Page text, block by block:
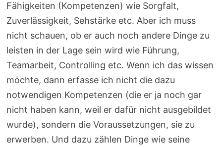
Fähigkeiten (Kompetenzen) wie Sorgfalt,
Zuverlässigkeit, Sehstärke etc. Aber ich muss
nicht schauen, ob er auch noch andere Dinge zu
leisten in der Lage sein wird wie Führung,
Teamarbeit, Controlling etc. Wenn ich das wissen
möchte, dann erfasse ich nicht die dazu
notwendigen Kompetenzen (die er ja noch gar
nicht haben kann, weil er dafür nicht ausgebildet
wurde), sondern die Voraussetzungen, sie zu
erwerben. Und dazu zählen Dinge wie seine